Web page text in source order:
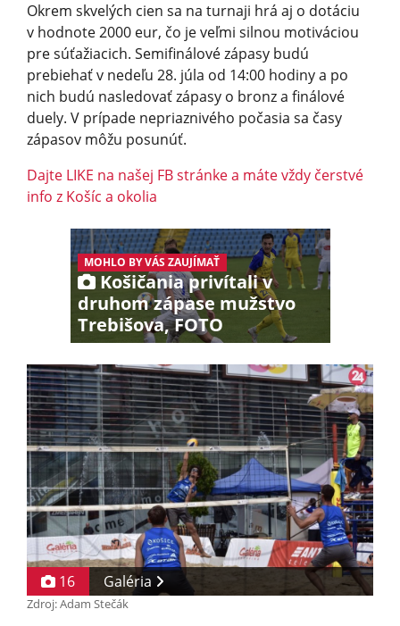
Okrem skvelých cien sa na turnaji hrá aj o dotáciu
v hodnote 2000 eur, čo je veľmi silnou motiváciou
pre súťažiacich. Semifinálové zápasy budú
prebiehať v nedeľu 28. júla od 14:00 hodiny a po
nich budú nasledovať zápasy o bronz a finálové
duely. V prípade nepriaznivého počasia sa časy
zápasov môžu posunúť.
Dajte LIKE na našej FB stránke a máte vždy čerstvé
info z Košíc a okolia
MOHLO BY VÁS ZAUJÍMAŤ
Košičania privítali v
druhom zápase mužstvo
Trebišova, FOTO
16 Galéria
Zdroj: Adam Stečák